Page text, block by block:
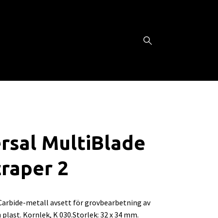
MultiBlade
2
metall avsett för grovbearbetning av
Kornlek, K 030.Storlek: 32 x 34 mm.